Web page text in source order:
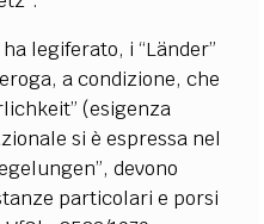
legiferato, i “Länder”
a condizione, che
(esigenza
si è espressa nel
devono
particolari e porsi